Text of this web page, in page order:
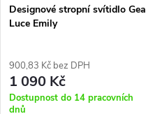
Designové stropní svítidlo Gea
Luce Emily
900,83 Kč bez DPH
1 090 Kč
Dostupnost do 14 pracovních
dnů